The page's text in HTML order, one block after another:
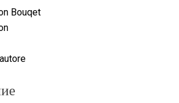
Bouqet